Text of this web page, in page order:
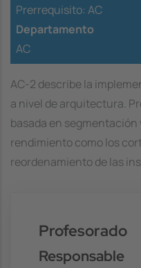
Prerrequisito: AC
Departamento
AC
AC-2 describe la
a nivel de arquitectura.
basada en
rendimiento como los
reordenamiento de las
Profesorado
Responsable